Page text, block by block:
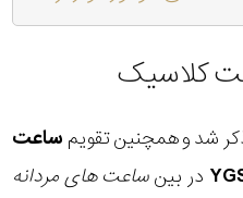
کلاسیک
شد و همچنین تقویم ساعت
در بینساعت های مردانه